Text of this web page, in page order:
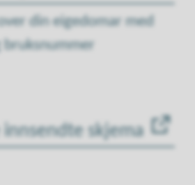
din eigedomar med
bruksnummer
innsendte skjema